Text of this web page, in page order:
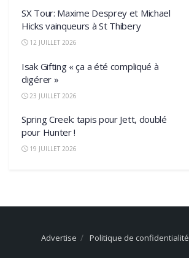
SX Tour: Maxime Desprey et Michael
Hicks vainqueurs à St Thibery
12 JUILLET 2026
Isak Gifting « ça a été compliqué à
digérer »
23 JUILLET 2026
Spring Creek: tapis pour Jett, doublé
pour Hunter !
19 JUILLET 2026
Advertise Politique de confidentialité